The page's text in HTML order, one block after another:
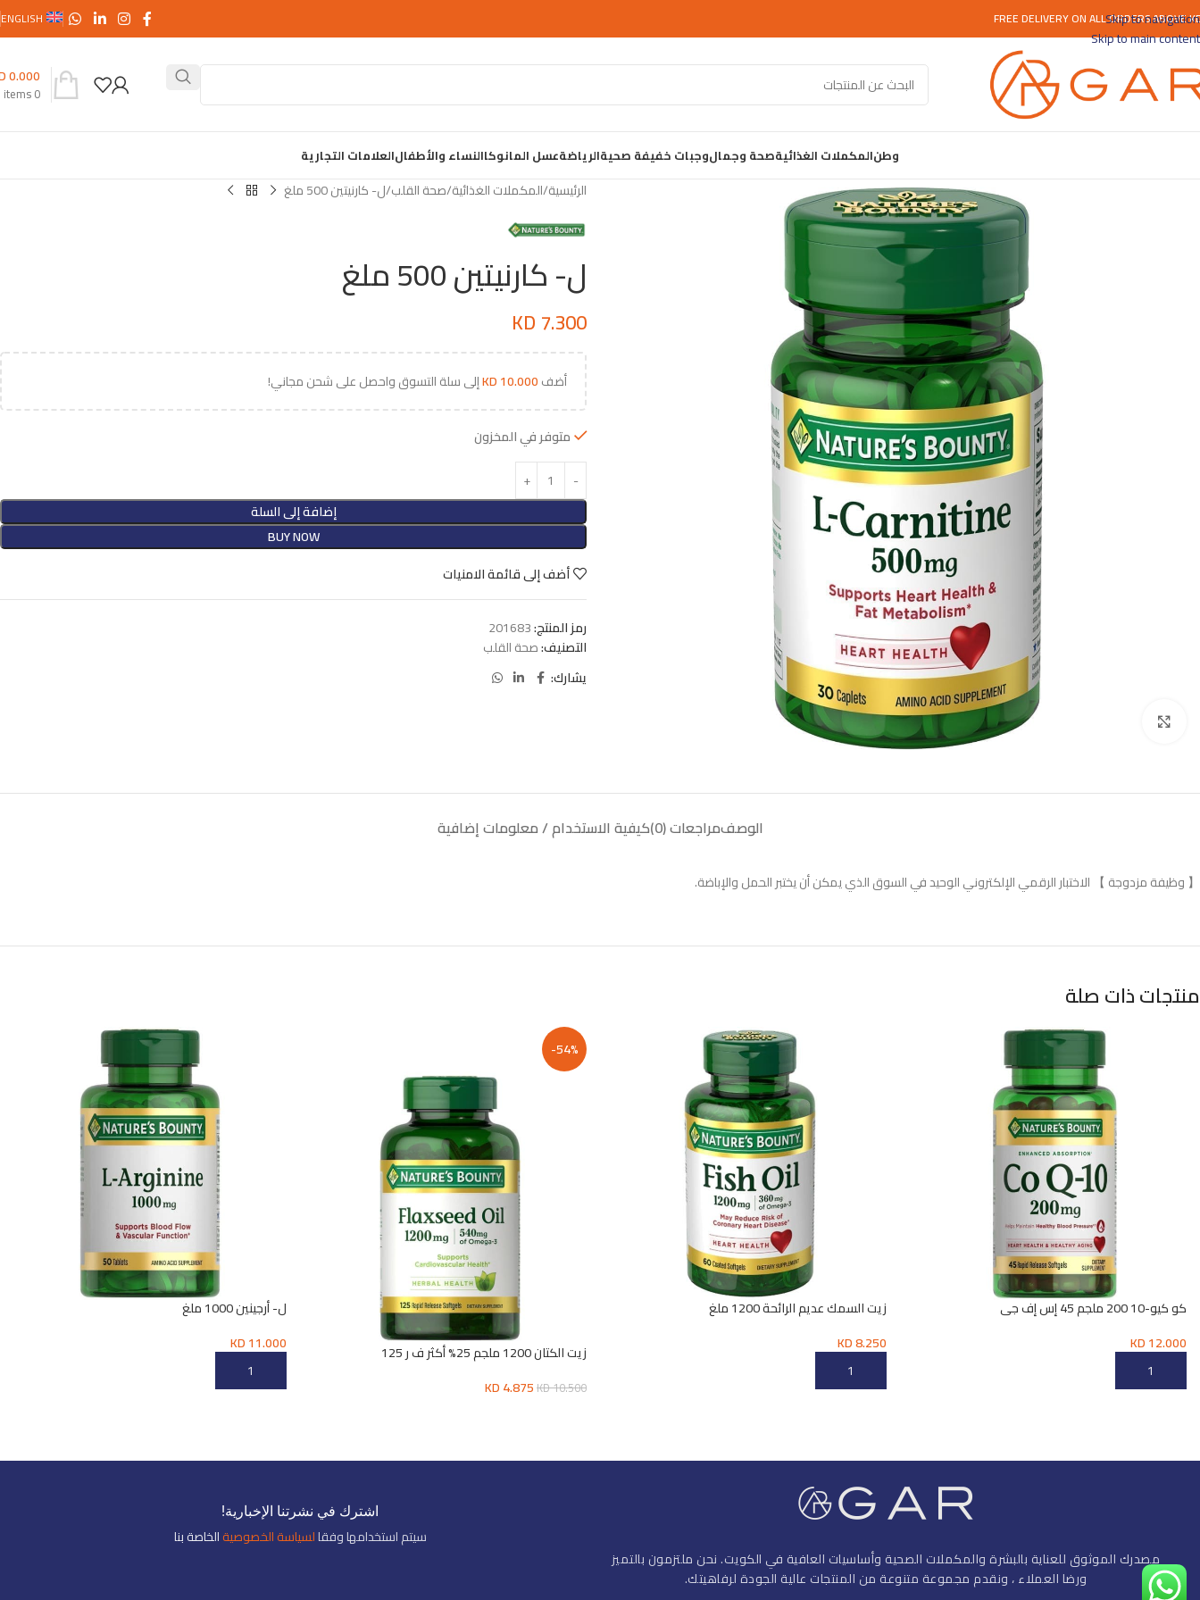
Skip to navigation
Skip to main content
FREE DELIVERY ON ALL ORDERS ABOVE
ENGLISH
0
items
0.000
وطنالمكملات الغذائيةصحة وجمالوجبات خفيفة صحيةالرياضةعسل المانوكاالنساء والأطفالالعلامات التجارية
الرئيسية المكملات الغذائية صحة القلب ل- كارنيتين 500 ملغ
ل- كارنيتين 500 ملغ
KD 7.300
أضف KD10.000 إلى سلة التسوق واحصل على شحن مجاني!
متوفر في المخزون
إضافة إلى السلة
BUY NOW
أضف إلى قائمة الامنيات
رمز المنتج:201683
التصنيف:صحة القلب
يشارك:
الوصفمراجعات (0) كيفية الاستخدام / معلومات إضافية
【 وظيفة مزدوجة 】 الاختبار الرقمي الإلكتروني الوحيد في السوق الذي يمكن أن يختبر الحمل والإباضة.
منتجات ذات صلة
كو كيو-10 200 ملجم 45 إس إف جي
KD12.000
إضافة إلى السلة
زيت السمك عديم الرائحة 1200 ملغ
KD8.250
إضافة إلى السلة
-54%
زيت الكتان 1200 ملجم 25% أكثر ف ر 125
KD10.500
KD4.875
ل- أرجينين 1000 ملغ
KD11.000
إضافة إلى السلة
مصدرك الموثوق للعناية بالبشرة والمكملات الصحية وأساسيات العافية في الكويت. نحن ملتزمون بالتميز
ورضا العملاء ، ونقدم مجموعة متنوعة من المنتجات عالية الجودة لرفاهيتك.
اشترك في نشرتنا الإخبارية!
سيتم استخدامها وفقالسياسة الخصوصيةالخاصة بنا